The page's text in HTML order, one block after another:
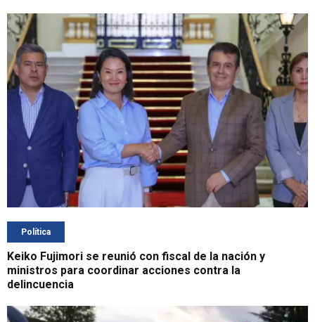
Política
Keiko Fujimori se reunió con fiscal de la nación y
ministros para coordinar acciones contra la
delincuencia